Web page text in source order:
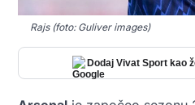
Rajs (foto: Guliver images)
Dodaj Vivat Sport kao